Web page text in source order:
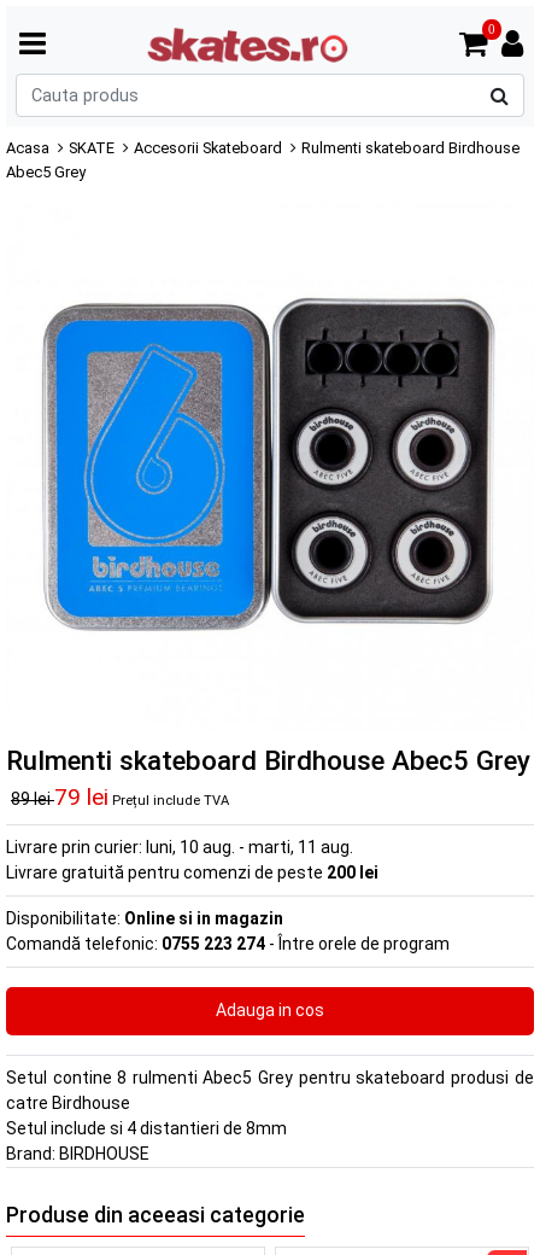
0
Acasa SKATE Accesorii Skateboard
Rulmenti skateboard Birdhouse
Abec5 Grey
Rulmenti skateboard Birdhouse Abec5 Grey
89 lei79 lei Prețul include TVA
Livrare prin curier: luni, 10 aug. - marti, 11 aug.
Livrare gratuită pentru comenzi de peste 200 lei
Disponibilitate: Online si in magazin
Comandă telefonic: 0755 223 274 - Între orele de program
Setul contine 8 rulmenti Abec5 Grey pentru skateboard produsi de
catre Birdhouse
Setul include si 4 distantieri de 8mm
Brand: BIRDHOUSE
Produse din aceeasi categorie